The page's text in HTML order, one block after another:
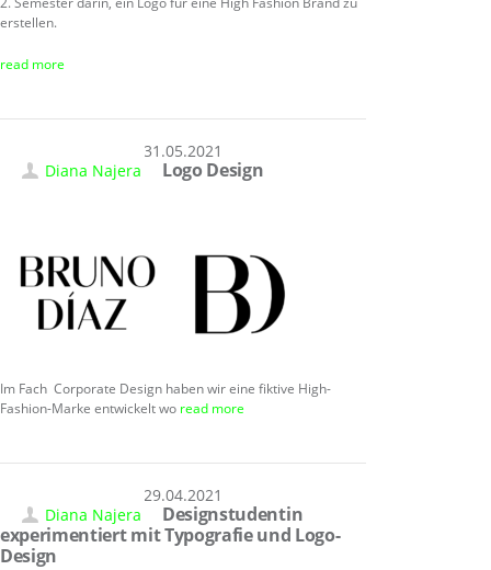
erstellen.
read more
31.05.2021
Diana Najera
Logo Design
Im Fach Corporate Design haben wir eine fiktive High-
Fashion-Marke entwickelt wo read more
29.04.2021
Diana Najera
Designstudentin
experimentiert mit Typografie und Logo-
Design